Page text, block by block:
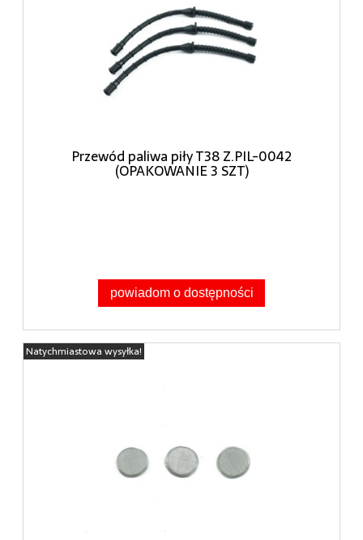
Przewód paliwa piły T38 Z.PIL-0042
(OPAKOWANIE 3 SZT)
powiadom o dostępności
Natychmiastowa wysyłka!